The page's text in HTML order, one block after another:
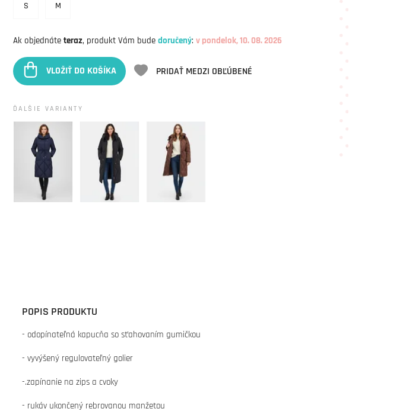
S M
Ak objednáte teraz, produkt Vám bude doručený: v pondelok, 10. 08. 2026
VLOŽIŤ DO KOŠÍKA PRIDAŤ MEDZI OBĽÚBENÉ
ĎALŠIE VARIANTY
POPIS PRODUKTU
- odopínateľná kapucňa so sťahovaním gumičkou
- vyvýšený regulovateľný golier
-.zapínanie na zips a cvoky
- rukáv ukončený rebrovanou manžetou